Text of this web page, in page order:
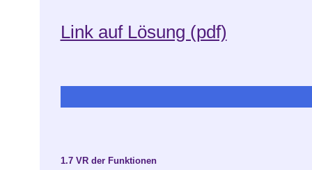
Link auf Lösung (pdf)
1.7 VR der Funktionen